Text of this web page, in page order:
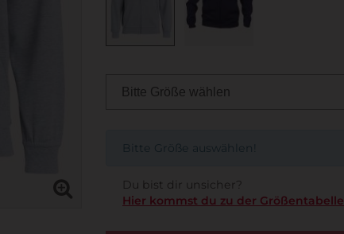
Bitte Größe auswählen!
Du bist dir unsicher?
Hier kommst du zu der Größentabelle